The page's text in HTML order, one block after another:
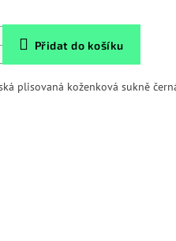
Přidat do košíku
plisovaná koženková sukně